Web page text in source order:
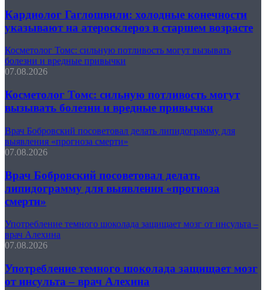
Кардиолог Гаглошвили: холодные конечности
указывают на атеросклероз в старшем возрасте
Косметолог Томс: сильную потливость могут вызывать
болезни и вредные привычки
07.08.2026
Косметолог Томс: сильную потливость могут
вызывать болезни и вредные привычки
Врач Бобровский посоветовал делать липидограмму для
выявления «прогноза смерти»
07.08.2026
Врач Бобровский посоветовал делать
липидограмму для выявления «прогноза
смерти»
Употребление темного шоколада защищает мозг от инсульта –
врач Алехина
07.08.2026
Употребление темного шоколада защищает мозг
от инсульта – врач Алехина